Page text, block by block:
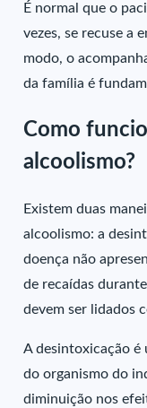
É normal que o
vezes, se recuse a
modo, o
da família é
Como
alcoolismo?
Existem duas
alcoolismo: a
doença não
de recaídas
devem ser lidados
A desintoxicação é
do organismo do
diminuição nos